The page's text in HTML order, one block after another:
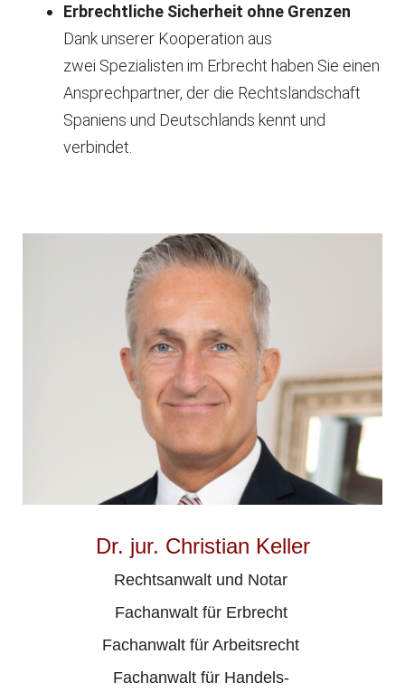
Erbrechtliche Sicherheit ohne Grenzen
Dank unserer Kooperation aus
zwei Spezialisten im Erbrecht haben Sie einen
Ansprechpartner, der die Rechtslandschaft
Spaniens und Deutschlands kennt und
verbindet.
Dr. jur. Christian Keller
Rechtsanwalt und Notar
Fachanwalt für Erbrecht
Fachanwalt für Arbeitsrecht
Fachanwalt für Handels-